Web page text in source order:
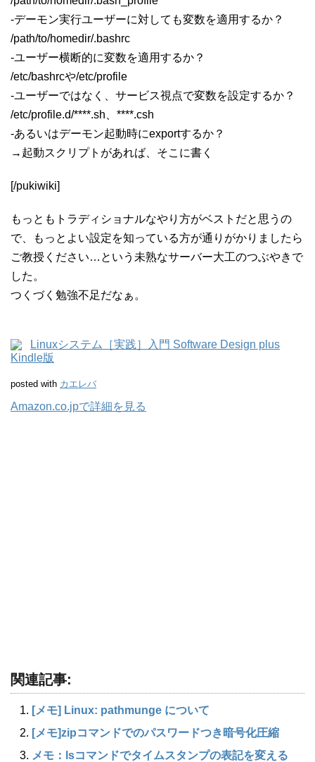
-デーモン実行ユーザーに対しても変数を適用するか？
/path/to/homedir/.bashrc
-ユーザー横断的に変数を適用するか？
/etc/bashrcや/etc/profile
-ユーザーではなく、サービス視点で変数を設定するか？
/etc/profile.d/****.sh、****.csh
-あるいはデーモン起動時にexportするか？
→起動スクリプトがあれば、そこに書く
[/pukiwiki]
もっともトラディショナルなやり方がベストだと思うの
で、もっとよい設定を知っている方が通りがかりましたら
ご教授ください…という未熟なサーバー大工のつぶやきで
した。
つくづく勉強不足だなぁ。
Linuxシステム［実践］入門 Software Design plus
Kindle版
posted with カエレバ
Amazon.co.jpで詳細を見る
関連記事:
[メモ] Linux: pathmunge について
[メモ]zipコマンドでのパスワードつき暗号化圧縮
メモ：lsコマンドでタイムスタンプの表記を変える